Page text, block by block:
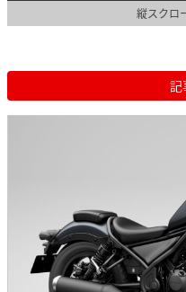
縦スクロ
記